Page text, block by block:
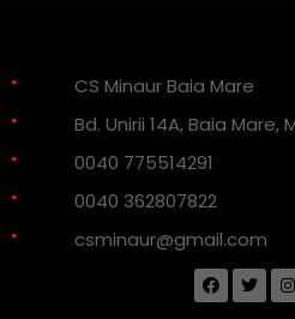
CS Minaur Baia Mare
Bd. Unirii 14A, Baia Mare,
0040 775514291
0040 362807822
csminaur@gmail.com